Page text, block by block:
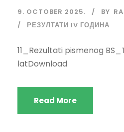
9. OCTOBER 2025. BY
РЕЗУЛТАТИ IV ГОДИНА
11_Rezultati pismenog
latDownload
Read More